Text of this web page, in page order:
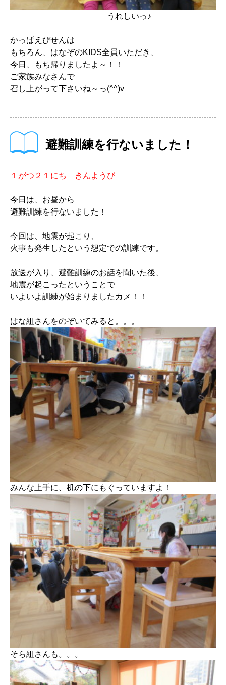
うれしいっ♪
かっぱえびせんは
もちろん、はなぞのKIDS全員いただき、
今日、もち帰りましたよ～！！
ご家族みなさんで
召し上がって下さいね～っ(^^)v
避難訓練を行ないました！
１がつ２１にち きんようび
今日は、お昼から
避難訓練を行ないました！
今回は、地震が起こり、
火事も発生したという想定での訓練です。
放送が入り、避難訓練のお話を聞いた後、
地震が起こったということで
いよいよ訓練が始まりましたカメ！！
はな組さんをのぞいてみると。。。
みんな上手に、机の下にもぐっていますよ！
そら組さんも。。。